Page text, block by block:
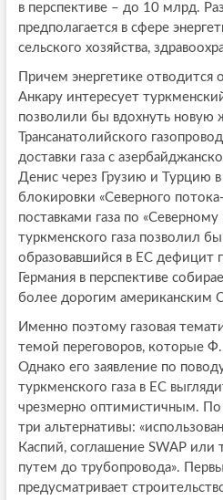
в перспективе – до 10 млрд.
предполагается в сфере
сельского хозяйства,
Причем энергетике отводится
Анкару интересует
позволили бы вдохнуть новую
Трансанатолийского
доставки газа с
Денис через Грузию и Турцию в
блокировки «Северного
поставками газа по
туркменского газа позволил
образовавшийся в ЕС дефицит
Германия в перспективе
более дорогим американским
Именно поэтому газовая
темой переговоров, которые
Однако его заявление по
туркменского газа в ЕС
чрезмерно оптимистичным. По
три альтернативы:
Каспий, соглашение SWAP
путем до трубопровода».
предусматривает